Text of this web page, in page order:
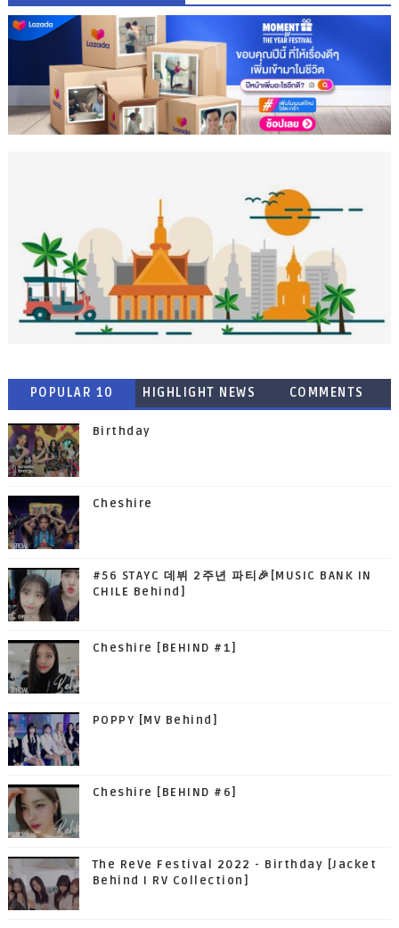
POPULAR 10 HIGHLIGHT NEWS COMMENTS
Birthday
Cheshire
#56 STAYC 데뷔 2주년 파티🎉[MUSIC BANK IN
CHILE Behind]
Cheshire [BEHIND #1]
POPPY [MV Behind]
Cheshire [BEHIND #6]
The ReVe Festival 2022 - Birthday [Jacket
Behind I RV Collection]